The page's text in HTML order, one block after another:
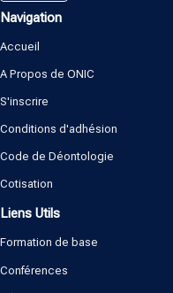
Navigation
Accueil
A Propos de ONIC
S'inscrire
Conditions d'adhésion
Code de Déontologie
Cotisation
Liens Utils
Formation de base
Conférences